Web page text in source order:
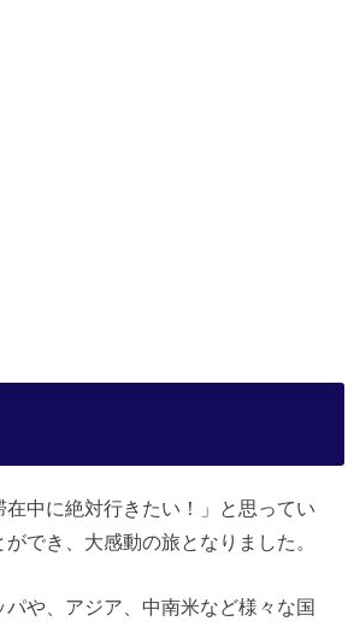
在中に絶対行きたい！」と思ってい
でき、大感動の旅となりました。
パや、アジア、中南米など様々な国